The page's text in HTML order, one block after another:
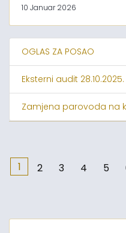
10 Januar 2026
OGLAS ZA POSAO
Eksterni audit 28.10.2025.
Zamjena parovoda na
1 2 3 4 5